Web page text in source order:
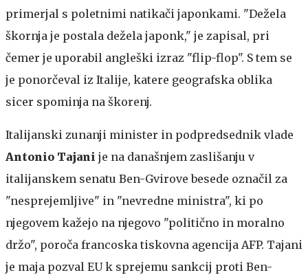
primerjal s poletnimi natikači japonkami. "Dežela
škornja je postala dežela japonk," je zapisal, pri
čemer je uporabil angleški izraz "flip-flop". S tem se
je ponorčeval iz Italije, katere geografska oblika
sicer spominja na škorenj.
Italijanski zunanji minister in podpredsednik vlade
Antonio Tajani je na današnjem zaslišanju v
italijanskem senatu Ben-Gvirove besede označil za
"nesprejemljive" in "nevredne ministra", ki po
njegovem kažejo na njegovo "politično in moralno
držo", poroča francoska tiskovna agencija AFP. Tajani
je maja pozval EU k sprejemu sankcij proti Ben-